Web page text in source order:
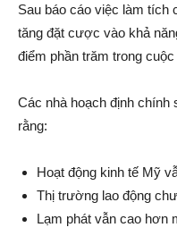
Sau báo cáo việc làm tích
tăng đặt cược vào khả
điểm phần trăm trong cuộc
Các nhà hoạch định chính
rằng:
Hoạt động kinh tế Mỹ
Thị trường lao động
Lạm phát vẫn cao hơn